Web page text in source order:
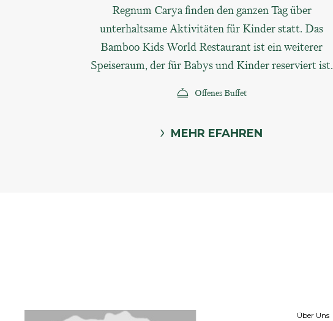
Regnum Carya finden den ganzen Tag über
unterhaltsame Aktivitäten für Kinder statt. Das
Bamboo Kids World Restaurant ist ein weiterer
Speiseraum, der für Babys und Kinder reserviert ist.
Offenes Buffet
MEHR EFAHREN
Über Uns